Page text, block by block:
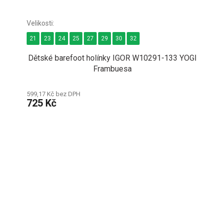
Dětské barefoot holínky IGOR W10291-133 YOGI
Frambuesa
599,17 Kč bez DPH
725 Kč
21 23 24 25 27 29 30 32